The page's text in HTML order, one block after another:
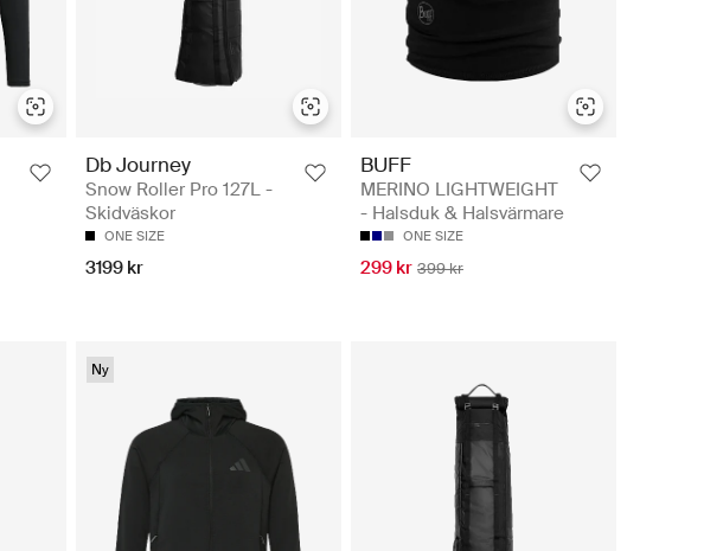
Db Journey
Snow Roller Pro 127L -
Skidväskor
ONE SIZE
3199 kr
BUFF
MERINO LIGHTWEIGHT
- Halsduk & Halsvärmare
ONE SIZE
299 kr 399 kr
Ny